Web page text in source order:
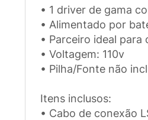
• 1 driver de gama
• Alimentado por
• Parceiro ideal para
• Voltagem: 110v
• Pilha/Fonte não
Itens inclusos:
• Cabo de conexão